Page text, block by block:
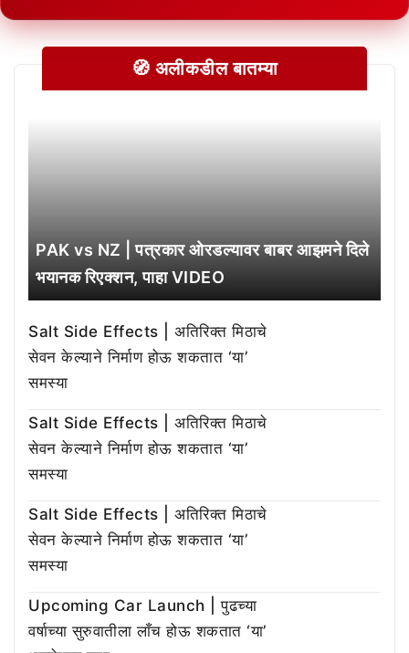
🧭 अलीकडील बातम्या
PAK vs NZ | पत्रकार ओरडल्यावर बाबर आझमने दिले
भयानक रिएक्शन, पाहा VIDEO
Salt Side Effects | अतिरिक्त मिठाचे
सेवन केल्याने निर्माण होऊ शकतात ‘या’
समस्या
Salt Side Effects | अतिरिक्त मिठाचे
सेवन केल्याने निर्माण होऊ शकतात ‘या’
समस्या
Salt Side Effects | अतिरिक्त मिठाचे
सेवन केल्याने निर्माण होऊ शकतात ‘या’
समस्या
Upcoming Car Launch | पुढच्या
वर्षाच्या सुरुवातीला लाँच होऊ शकतात ‘या’